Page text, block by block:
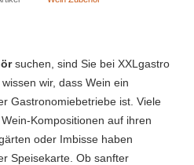
suchen, sind Sie bei XXLgastro
wir, dass Wein ein
Gastronomiebetriebe ist. Viele
Kompositionen auf ihren
oder Imbisse haben
Speisekarte. Ob sanfter